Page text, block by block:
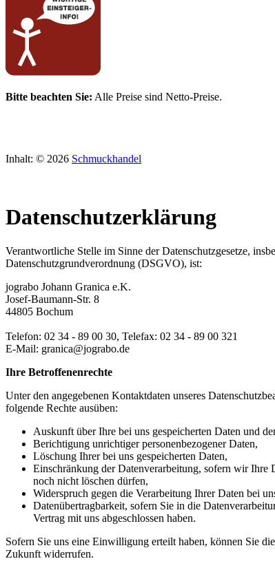
Bitte beachten Sie: Alle Preise sind Netto-Preise.
Inhalt: © 2026 Schmuckhandel
Datenschutzerklärung
Verantwortliche Stelle im Sinne der Datenschutzgesetze,
Datenschutzgrundverordnung (DSGVO), ist:
jograbo Johann Granica e.K.
Josef-Baumann-Str. 8
44805 Bochum
Telefon: 02 34 - 89 00 30, Telefax: 02 34 - 89 00 321
E-Mail: granica@jograbo.de
Ihre Betroffenenrechte
Unter den angegebenen Kontaktdaten unseres
folgende Rechte ausüben:
Auskunft über Ihre bei uns gespeicherten Daten und
Berichtigung unrichtiger personenbezogener Daten,
Löschung Ihrer bei uns gespeicherten Daten,
Einschränkung der Datenverarbeitung, sofern wir Ihre
noch nicht löschen dürfen,
Widerspruch gegen die Verarbeitung Ihrer Daten bei
Datenübertragbarkeit, sofern Sie in die
Vertrag mit uns abgeschlossen haben.
Sofern Sie uns eine Einwilligung erteilt haben, können Sie
Zukunft widerrufen.